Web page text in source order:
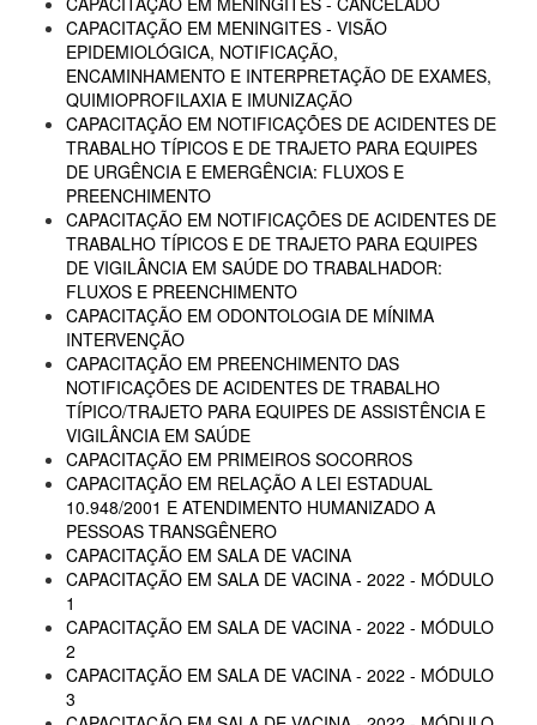
CAPACITAÇÃO EM MENINGITES - VISÃO
EPIDEMIOLÓGICA, NOTIFICAÇÃO,
ENCAMINHAMENTO E INTERPRETAÇÃO DE EXAMES,
QUIMIOPROFILAXIA E IMUNIZAÇÃO
CAPACITAÇÃO EM NOTIFICAÇÕES DE ACIDENTES DE
TRABALHO TÍPICOS E DE TRAJETO PARA EQUIPES
DE URGÊNCIA E EMERGÊNCIA: FLUXOS E
PREENCHIMENTO
CAPACITAÇÃO EM NOTIFICAÇÕES DE ACIDENTES DE
TRABALHO TÍPICOS E DE TRAJETO PARA EQUIPES
DE VIGILÂNCIA EM SAÚDE DO TRABALHADOR:
FLUXOS E PREENCHIMENTO
CAPACITAÇÃO EM ODONTOLOGIA DE MÍNIMA
INTERVENÇÃO
CAPACITAÇÃO EM PREENCHIMENTO DAS
NOTIFICAÇÕES DE ACIDENTES DE TRABALHO
TÍPICO/TRAJETO PARA EQUIPES DE ASSISTÊNCIA E
VIGILÂNCIA EM SAÚDE
CAPACITAÇÃO EM PRIMEIROS SOCORROS
CAPACITAÇÃO EM RELAÇÃO A LEI ESTADUAL
10.948/2001 E ATENDIMENTO HUMANIZADO A
PESSOAS TRANSGÊNERO
CAPACITAÇÃO EM SALA DE VACINA
CAPACITAÇÃO EM SALA DE VACINA - 2022 - MÓDULO
1
CAPACITAÇÃO EM SALA DE VACINA - 2022 - MÓDULO
2
CAPACITAÇÃO EM SALA DE VACINA - 2022 - MÓDULO
3